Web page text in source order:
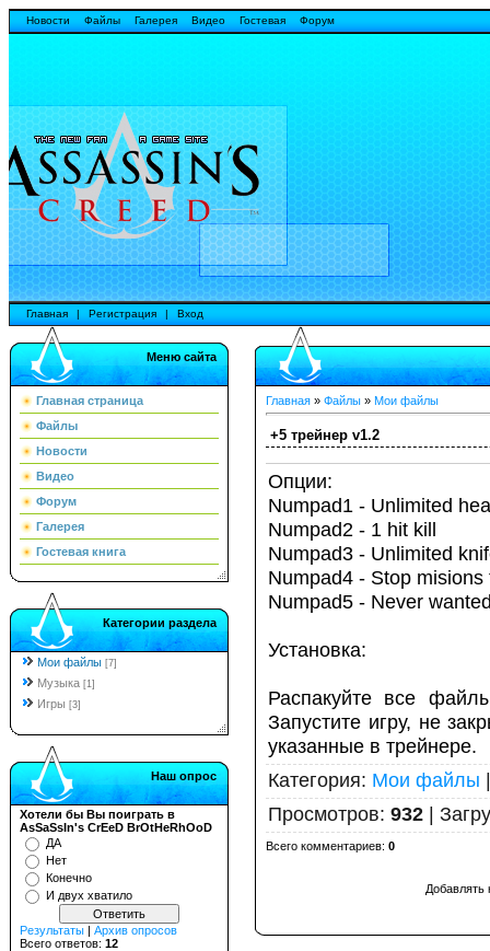
Новости Файлы Галерея Видео Гостевая Форум
Главная | Регистрация | Вход
Меню сайта
Главная страница
Файлы
Новости
Видео
Форум
Галерея
Гостевая книга
Категории раздела
Мои файлы [7]
Музыка [1]
Игры [3]
Наш опрос
Хотели бы Вы поиграть в
AsSaSsIn's CrEeD BrOtHeRhOoD
ДА
Нет
Конечно
И двух хватило
Результаты | Архив опросов
Всего ответов: 12
Главная » Файлы » Мои файлы
+5 трейнер v1.2
Опции:
Numpad1 - Unlimited
Numpad2 - 1 hit kill
Numpad3 - Unlimited
Numpad4 - Stop misions
Numpad5 - Never
Установка:
Распакуйте все
Запустите игру, не
указанные в трейнере.
Категория: Мои файлы
Просмотров: 932 |
Всего комментариев: 0
Добавлять